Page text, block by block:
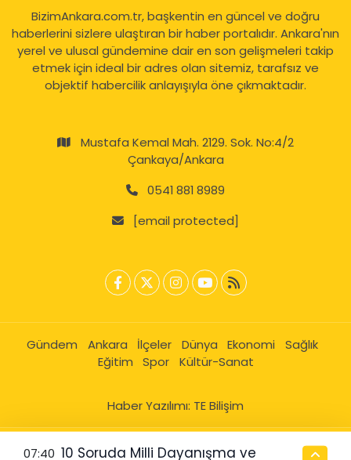
BizimAnkara.com.tr, başkentin en güncel ve doğru
haberlerini sizlere ulaştıran bir haber portalıdır. Ankara'nın
yerel ve ulusal gündemine dair en son gelişmeleri takip
etmek için ideal bir adres olan sitemiz, tarafsız ve
objektif habercilik anlayışıyla öne çıkmaktadır.
Mustafa Kemal Mah. 2129. Sok. No:4/2
Çankaya/Ankara
0541 881 8989
[email protected]
Gündem Ankara İlçeler Dünya Ekonomi
Sağlık
Eğitim
Spor Kültür-Sanat
Haber Yazılımı: TE Bilişim
07:40 10 Soruda Milli Dayanışma ve